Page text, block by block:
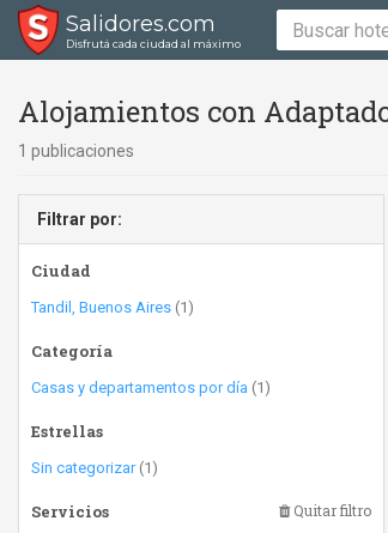
Salidores.com
Disfrutá cada ciudad al máximo
Alojamientos con
1 publicaciones
Filtrar por:
Ciudad
Tandil, Buenos Aires (1)
Categoría
Casas y departamentos por día (1)
Estrellas
Sin categorizar(1)
Servicios Quitar filtro